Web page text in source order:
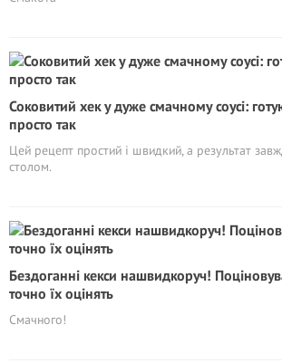
Соковитий хек у дуже смачному соусі:
просто так
Цей рецепт простий і швидкий, а результат
столом.
Бездоганні кекси нашвидкоруч!
точно їх оцінять
Смачного!